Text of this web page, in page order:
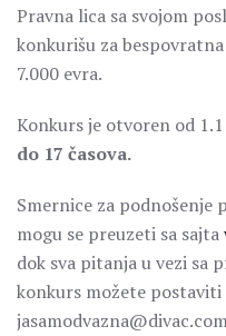
Pravna lica sa svojom
konkurišu za
7.000 evra.
Konkurs je otvoren od
do 17 časova.
Smernice za
mogu se preuzeti sa sajta
dok sva pitanja u vezi sa
konkurs možete